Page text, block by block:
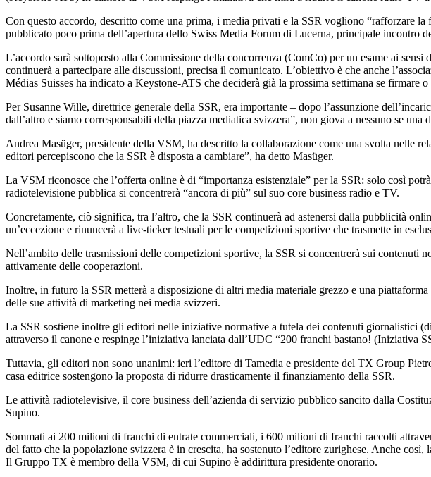
Con questo accordo, descritto come una prima, i media privati e la SSR vogliono “rafforzare
pubblicato poco prima dell’apertura dello Swiss Media Forum di Lucerna, principale incontro
L’accordo sarà sottoposto alla Commissione della concorrenza (ComCo) per un esame ai
continuerà a partecipare alle discussioni, precisa il comunicato. L’obiettivo è che anche
Médias Suisses ha indicato a Keystone-ATS che deciderà già la prossima settimana se firmare o
Per Susanne Wille, direttrice generale della SSR, era importante – dopo l’assunzione
dall’altro e siamo corresponsabili della piazza mediatica svizzera”, non giova a nessuno se
Andrea Masüger, presidente della VSM, ha descritto la collaborazione come una svolta nelle
editori percepiscono che la SSR è disposta a cambiare”, ha detto Masüger.
La VSM riconosce che l’offerta online è di “importanza esistenziale” per la SSR: solo così
radiotelevisione pubblica si concentrerà “ancora di più” sul suo core business radio e TV.
Concretamente, ciò significa, tra l’altro, che la SSR continuerà ad astenersi dalla pubblicità
un’eccezione e rinuncerà a live-ticker testuali per le competizioni sportive che trasmette in
Nell’ambito delle trasmissioni delle competizioni sportive, la SSR si concentrerà sui
attivamente delle cooperazioni.
Inoltre, in futuro la SSR metterà a disposizione di altri media materiale grezzo e una
delle sue attività di marketing nei media svizzeri.
La SSR sostiene inoltre gli editori nelle iniziative normative a tutela dei contenuti giornalistici
attraverso il canone e respinge l’iniziativa lanciata dall’UDC “200 franchi bastano! (Iniziativa
Tuttavia, gli editori non sono unanimi: ieri l’editore di Tamedia e presidente del TX Group
casa editrice sostengono la proposta di ridurre drasticamente il finanziamento della SSR.
Le attività radiotelevisive, il core business dell’azienda di servizio pubblico sancito dalla
Supino.
Sommati ai 200 milioni di franchi di entrate commerciali, i 600 milioni di franchi raccolti
del fatto che la popolazione svizzera è in crescita, ha sostenuto l’editore zurighese. Anche
Il Gruppo TX è membro della VSM, di cui Supino è addirittura presidente onorario.